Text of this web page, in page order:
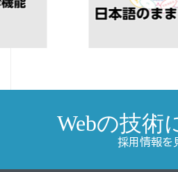
Webの技術
採用情報を